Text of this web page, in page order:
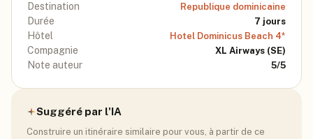
Destination Republique dominicaine
Durée 7 jours
Hôtel Hotel Dominicus Beach 4*
Compagnie XL Airways (SE)
Note auteur 5/5
Suggéré par l'IA
Construire un itinéraire similaire pour vous, à partir de ce